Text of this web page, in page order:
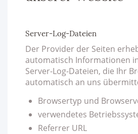
Server-Log-Dateien
Der Provider der Seiten
automatisch Informationen
Server-Log-Dateien, die Ihr
automatisch an uns
Browsertyp und
verwendetes
Referrer URL